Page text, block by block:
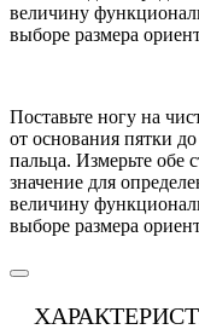
величину
выборе размера
Поставьте ногу на
от основания пятки
пальца. Измерьте обе
значение для
величину
выборе размера